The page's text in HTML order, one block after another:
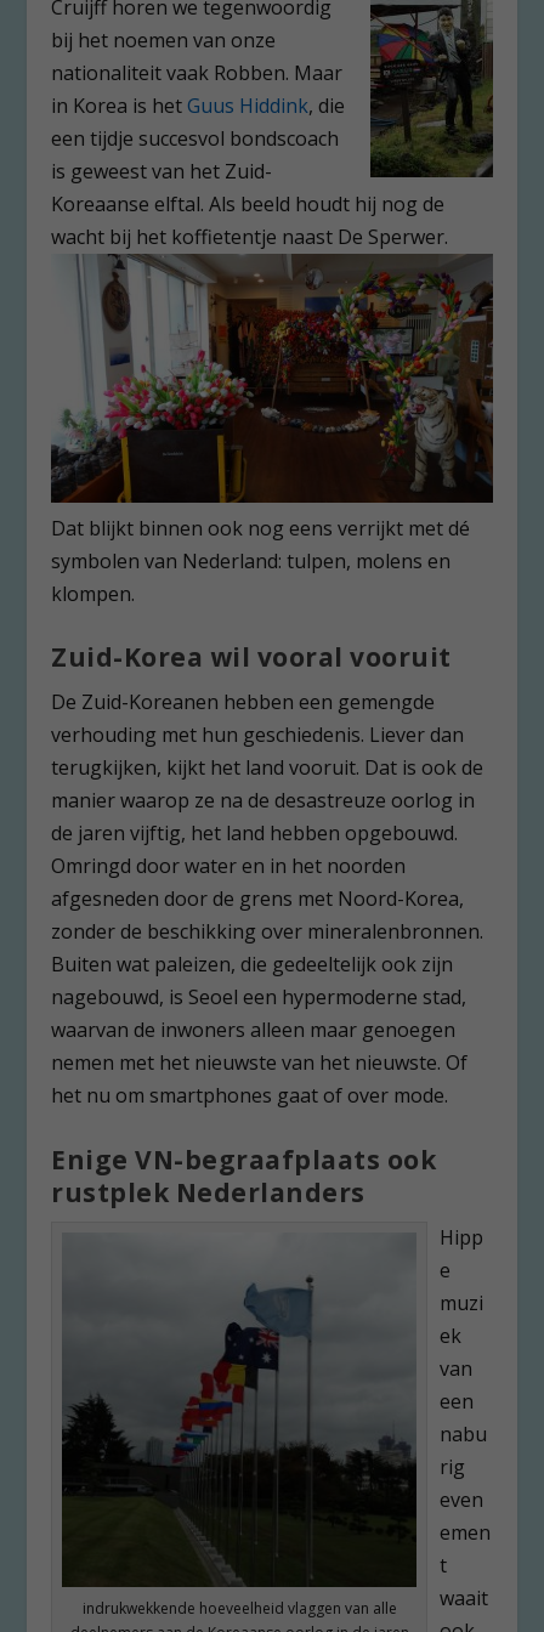
Cruijff horen we tegenwoordig
bij het noemen van onze
nationaliteit vaak Robben. Maar
in Korea is het Guus Hiddink, die
een tijdje succesvol bondscoach
is geweest van het Zuid-
Koreaanse elftal. Als beeld houdt hij nog de
wacht bij het koffietentje naast De Sperwer.
Dat blijkt binnen ook nog eens verrijkt met dé
symbolen van Nederland: tulpen, molens en
klompen.
Zuid-Korea wil vooral vooruit
De Zuid-Koreanen hebben een gemengde
verhouding met hun geschiedenis. Liever dan
terugkijken, kijkt het land vooruit. Dat is ook de
manier waarop ze na de desastreuze oorlog in
de jaren vijftig, het land hebben opgebouwd.
Omringd door water en in het noorden
afgesneden door de grens met Noord-Korea,
zonder de beschikking over mineralenbronnen.
Buiten wat paleizen, die gedeeltelijk ook zijn
nagebouwd, is Seoel een hypermoderne stad,
waarvan de inwoners alleen maar genoegen
nemen met het nieuwste van het nieuwste. Of
het nu om smartphones gaat of over mode.
Enige VN-begraafplaats ook
rustplek Nederlanders
indrukwekkende hoeveelheid vlaggen van alle
Hipp
e
muzi
ek
van
een
nabu
rig
even
emen
t
waait